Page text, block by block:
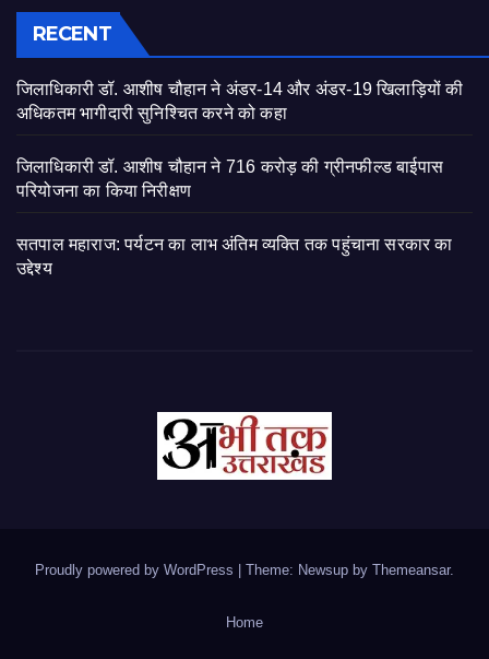
RECENT
जिलाधिकारी डॉ. आशीष चौहान ने अंडर-14 और अंडर-19 खिलाड़ियों की
अधिकतम भागीदारी सुनिश्चित करने को कहा
जिलाधिकारी डॉ. आशीष चौहान ने 716 करोड़ की ग्रीनफील्ड बाईपास
परियोजना का किया निरीक्षण
सतपाल महाराज: पर्यटन का लाभ अंतिम व्यक्ति तक पहुंचाना सरकार का
उद्देश्य
Proudly powered by WordPress Theme: Newsup by Themeansar.
Home